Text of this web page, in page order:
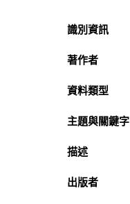
識別資訊
著作者
資料類型
主題與關鍵字
描述
出版者